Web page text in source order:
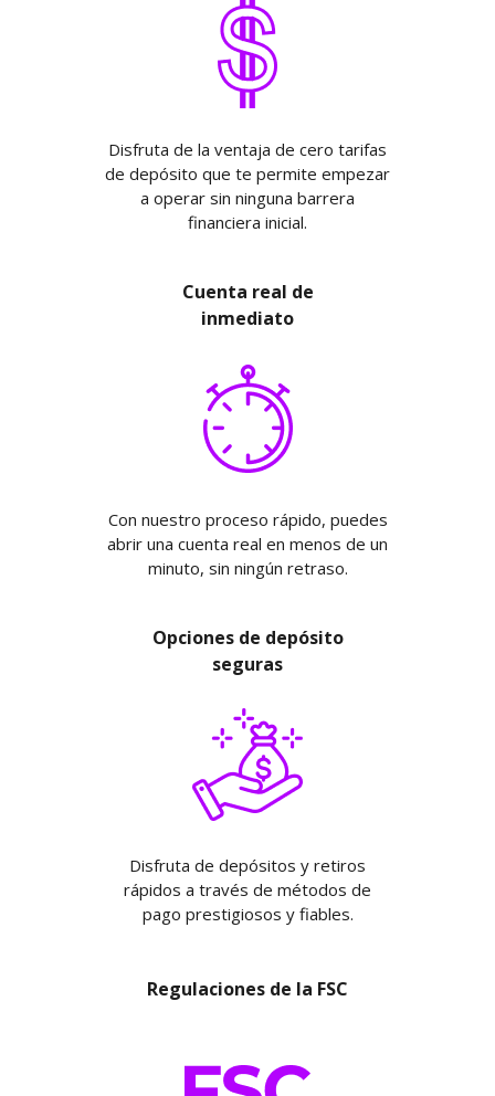
Disfruta de la ventaja de cero tarifas
de depósito que te permite empezar
a operar sin ninguna barrera
financiera inicial.
Cuenta real de
inmediato
Con nuestro proceso rápido, puedes
abrir una cuenta real en menos de un
minuto, sin ningún retraso.
Opciones de depósito
seguras
Disfruta de depósitos y retiros
rápidos a través de métodos de
pago prestigiosos y fiables.
Regulaciones de la FSC